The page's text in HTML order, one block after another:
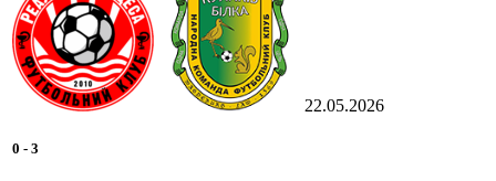
22.05.2026
0 - 3